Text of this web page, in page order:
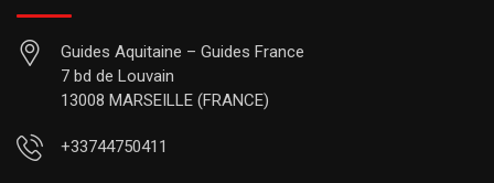
Guides Aquitaine – Guides France
7 bd de Louvain
13008 MARSEILLE (FRANCE)
+33744750411